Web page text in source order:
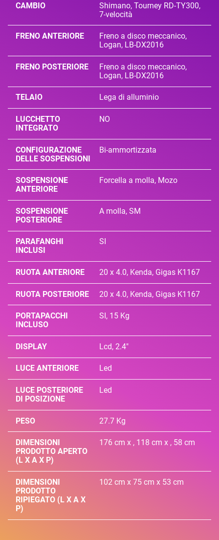
CAMBIO
Shimano, Tourney RD-TY300,
7-velocità
FRENO ANTERIORE
Freno a disco meccanico,
Logan, LB-DX2016
FRENO POSTERIORE
Freno a disco meccanico,
Logan, LB-DX2016
TELAIO Lega di alluminio
LUCCHETTO
INTEGRATO
NO
CONFIGURAZIONE
DELLE SOSPENSIONI
Bi-ammortizzata
SOSPENSIONE
ANTERIORE
Forcella a molla, Mozo
SOSPENSIONE
POSTERIORE
A molla, SM
PARAFANGHI
INCLUSI
SI
RUOTA ANTERIORE 20 x 4.0, Kenda, Gigas K1167
RUOTA POSTERIORE 20 x 4.0, Kenda, Gigas K1167
PORTAPACCHI
INCLUSO
SI, 15 Kg
DISPLAY Lcd, 2.4"
LUCE ANTERIORE Led
LUCE POSTERIORE
DI POSIZIONE
Led
PESO 27.7 Kg
DIMENSIONI
PRODOTTO APERTO
(L X A X P)
176 cm x , 118 cm x , 58 cm
DIMENSIONI
PRODOTTO
RIPIEGATO (L X A X
P)
102 cm x 75 cm x 53 cm